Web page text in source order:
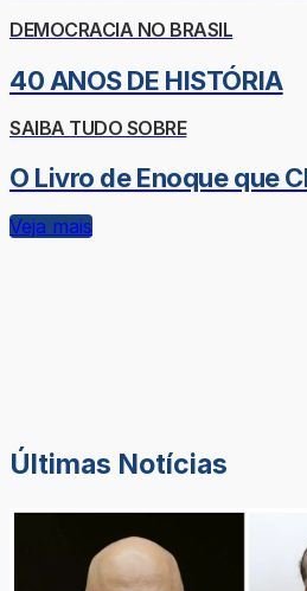
DEMOCRACIA NO BRASIL
40 ANOS DE HISTÓRIA
SAIBA TUDO SOBRE
O Livro de Enoque que
Veja mais
Últimas Notícias